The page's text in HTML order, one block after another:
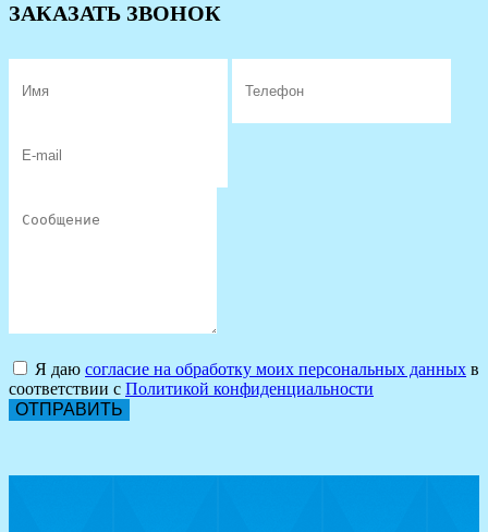
ЗАКАЗАТЬ ЗВОНОК
Я даю согласие на обработку моих персональных данных в
соответствии с Политикой конфиденциальности
ОТПРАВИТЬ